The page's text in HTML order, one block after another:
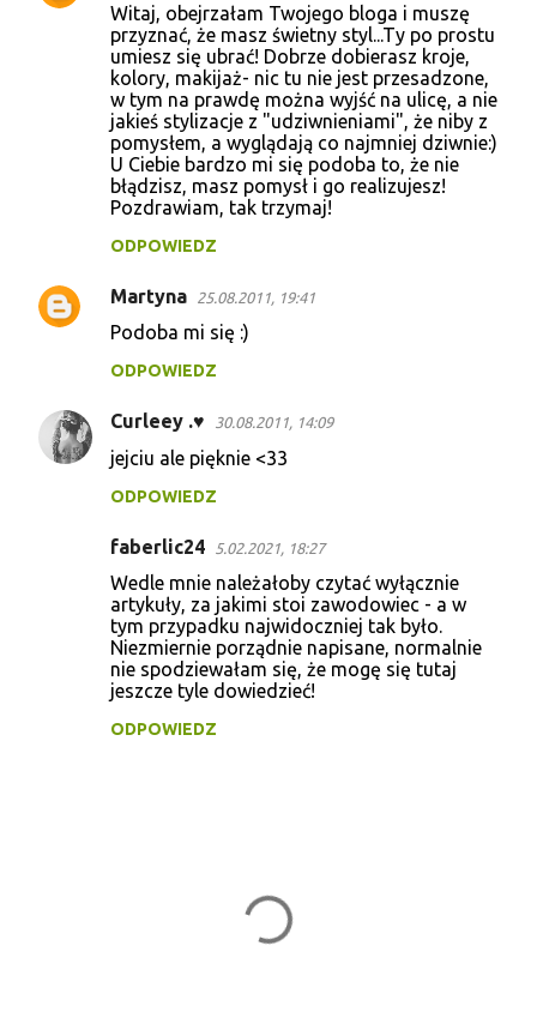
Witaj, obejrzałam Twojego bloga i muszę
przyznać, że masz świetny styl...Ty po prostu
umiesz się ubrać! Dobrze dobierasz kroje,
kolory, makijaż- nic tu nie jest przesadzone,
w tym na prawdę można wyjść na ulicę, a nie
jakieś stylizacje z "udziwnieniami", że niby z
pomysłem, a wyglądają co najmniej dziwnie:)
U Ciebie bardzo mi się podoba to, że nie
błądzisz, masz pomysł i go realizujesz!
Pozdrawiam, tak trzymaj!
ODPOWIEDZ
Martyna 25.08.2011, 19:41
Podoba mi się :)
ODPOWIEDZ
Curleey .♥ 30.08.2011, 14:09
jejciu ale pięknie <33
ODPOWIEDZ
faberlic24 5.02.2021, 18:27
Wedle mnie należałoby czytać wyłącznie
artykuły, za jakimi stoi zawodowiec - a w
tym przypadku najwidoczniej tak było.
Niezmiernie porządnie napisane, normalnie
nie spodziewałam się, że mogę się tutaj
jeszcze tyle dowiedzieć!
ODPOWIEDZ